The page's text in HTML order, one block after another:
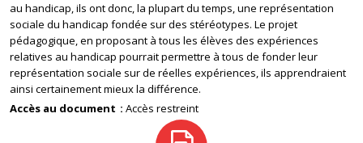
au handicap, ils ont donc, la plupart du temps, une représentation
sociale du handicap fondée sur des stéréotypes. Le projet
pédagogique, en proposant à tous les élèves des expériences
relatives au handicap pourrait permettre à tous de fonder leur
représentation sociale sur de réelles expériences, ils apprendraient
ainsi certainement mieux la différence.
Accès au document
Accès restreint